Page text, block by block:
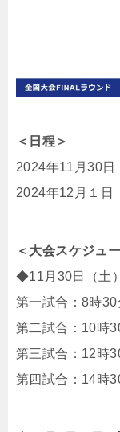
＜日程＞
2024年11月30
2024年12月１
＜大会スケジュ
◆11月30日（土）
第一試合：8時30
第二試合：10時
第三試合：12時
第四試合：14時